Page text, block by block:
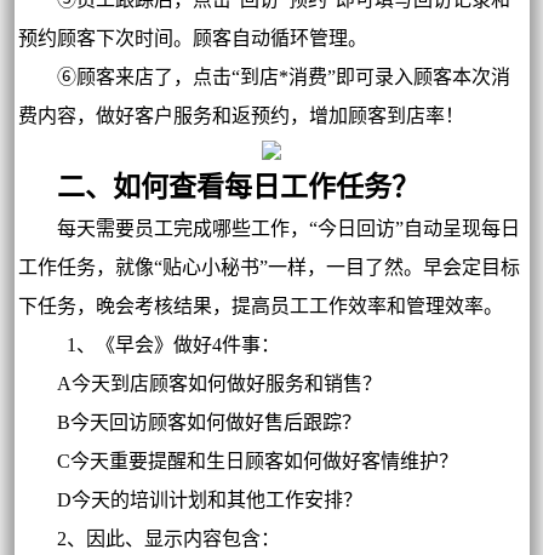
预约顾客下次时间。顾客自动循环管理。
⑥顾客来店了，点击“到店*消费”即可录入顾客本次消
费内容，做好客户服务和返预约，增加顾客到店率！
二、如何查看每日工作任务？
每天需要员工完成哪些工作，“今日回访”自动呈现每日
工作任务，就像“贴心小秘书”一样，一目了然。早会定目标
下任务，晚会考核结果，提高员工工作效率和管理效率。
1、《早会》做好4件事：
A今天到店顾客如何做好服务和销售？
B今天回访顾客如何做好售后跟踪？
C今天重要提醒和生日顾客如何做好客情维护？
D今天的培训计划和其他工作安排？
2、因此、显示内容包含：